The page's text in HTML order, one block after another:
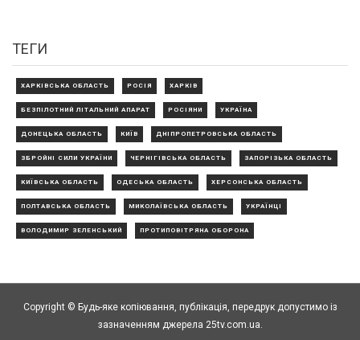
ТЕГИ
ХАРКІВСЬКА ОБЛАСТЬ РОСІЯ ХАРКІВ
БЕЗПІЛОТНИЙ ЛІТАЛЬНИЙ АПАРАТ РОСІЯНИ УКРАЇНА
ДОНЕЦЬКА ОБЛАСТЬ КИЇВ ДНІПРОПЕТРОВСЬКА ОБЛАСТЬ
ЗБРОЙНІ СИЛИ УКРАЇНИ ЧЕРНІГІВСЬКА ОБЛАСТЬ ЗАПОРІЗЬКА ОБЛАСТЬ
КИЇВСЬКА ОБЛАСТЬ ОДЕСЬКА ОБЛАСТЬ ХЕРСОНСЬКА ОБЛАСТЬ
ПОЛТАВСЬКА ОБЛАСТЬ МИКОЛАЇВСЬКА ОБЛАСТЬ УКРАЇНЦІ
ВОЛОДИМИР ЗЕЛЕНСЬКИЙ ПРОТИПОВІТРЯНА ОБОРОНА
Copyright © Будь-яке копiювання, публiкацiя, передрук допустимо із
зазначенням джерела 25tv.com.ua.